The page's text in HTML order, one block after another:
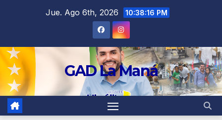
Jue. Ago 6th, 2026 10:38:17 PM
GAD La Maná